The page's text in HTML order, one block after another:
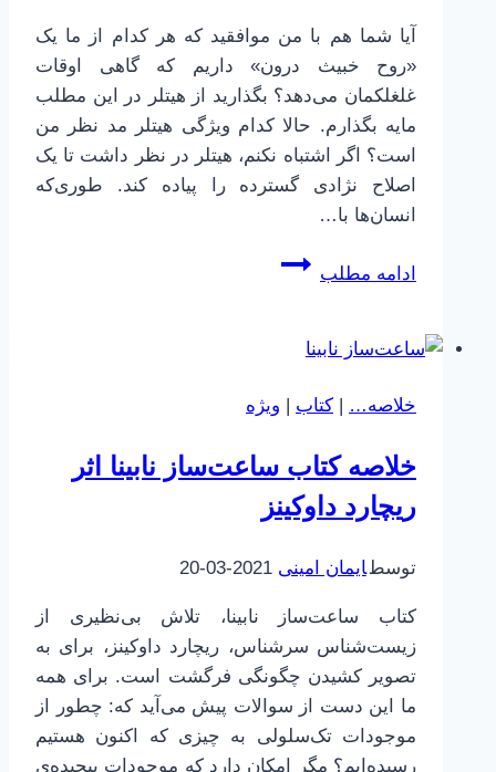
آیا شما هم با من موافقید که هر کدام از ما یک
«روح خبیث درون» داریم که گاهی اوقات
غلغلکمان می‌دهد؟ بگذارید از هیتلر در این مطلب
مایه بگذارم. حالا کدام ویژگی هیتلر مد نظر من
است؟ اگر اشتباه نکنم، هیتلر در نظر داشت تا یک
اصلاح نژادی گسترده را پیاده کند. طوری‌که
انسان‌ها با…
ادامه مطلب
خوب
|
درون
خلاصه… | کتاب | ویژه
خلاصه کتاب ساعت‌ساز نابینا اثر
ریچارد داوکینز
توسطایمان امینی 2021-03-20
کتاب ساعت‌ساز نابینا، تلاش بی‌نظیری از
زیست‌شناس سرشناس، ریچارد داوکینز، برای به
تصویر کشیدن چگونگی فرگشت است. برای همه
ما این دست از سوالات پیش می‌آید که: چطور از
موجودات تک‌سلولی به چیزی که اکنون هستیم
رسیده‌ایم؟ مگر امکان دارد که موجودات پیچیده‌ی